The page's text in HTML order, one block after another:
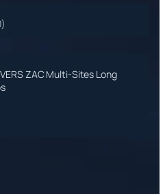
ZAC Multi-Sites Long